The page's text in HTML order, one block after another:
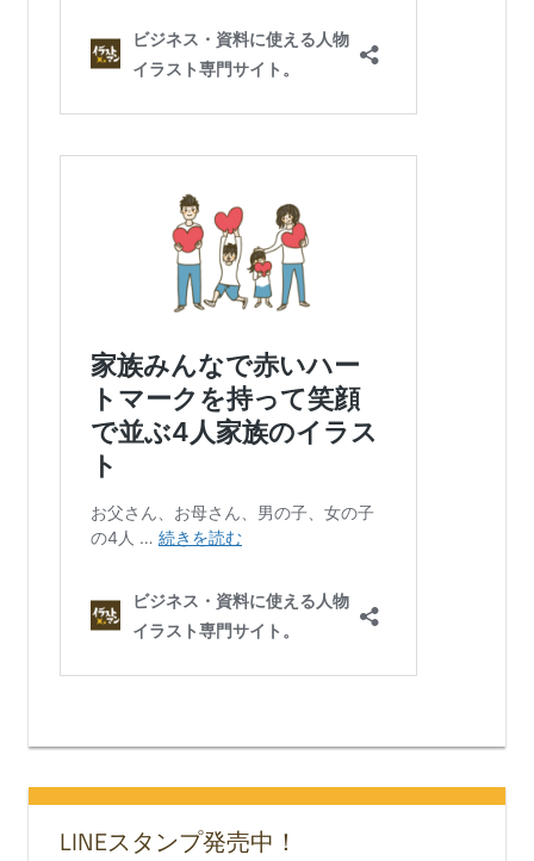
LINEスタンプ発売中！